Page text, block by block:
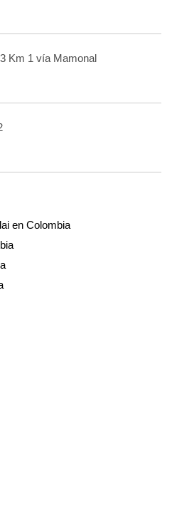
Km 1 vía Mamonal
en Colombia